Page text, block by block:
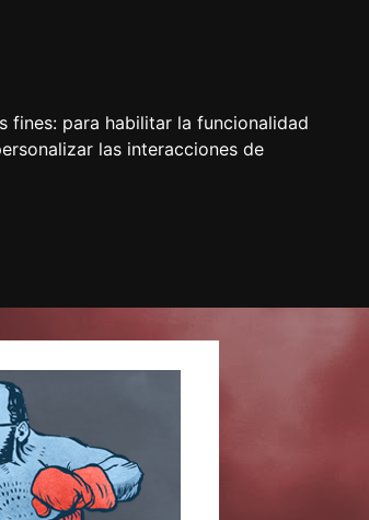
fines: para habilitar la funcionalidad
las interacciones de